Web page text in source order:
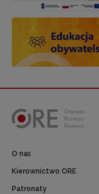
O nas
Kierownictwo ORE
Patronaty